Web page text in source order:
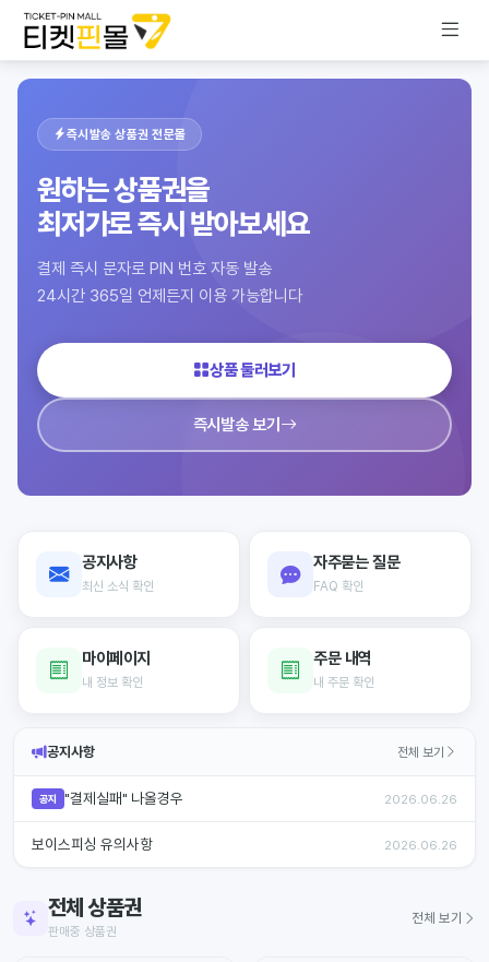
즉시발송 상품권 전문몰
원하는 상품권을
최저가로 즉시 받아보세요
결제 즉시 문자로 PIN 번호 자동 발송
24시간 365일 언제든지 이용 가능합니다
상품 둘러보기
즉시발송 보기
공지사항
최신 소식 확인
자주묻는 질문
FAQ 확인
마이페이지
내 정보 확인
주문 내역
내 주문 확인
공지사항 전체 보기
공지 "결제실패" 나올경우 2026.06.26
보이스피싱 유의사항 2026.06.26
전체 상품권
판매중 상품권
전체 보기